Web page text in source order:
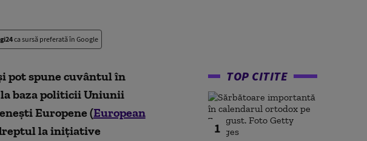
ca sursă preferată în Google
pot spune cuvântul în
baza politicii Uniunii
Europene (European
la inițiative
TOP CITITE
1